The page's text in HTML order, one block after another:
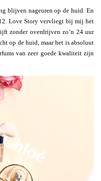
blijven nageuren op de huid. En
Love Story vervliegt bij mij het
zonder overdrijven zo’n 24 uur
op de huid, maar het is absoluut
van zeer goede kwaliteit zijn